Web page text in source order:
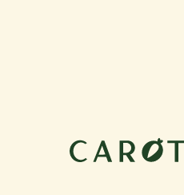
16 octobre 2026